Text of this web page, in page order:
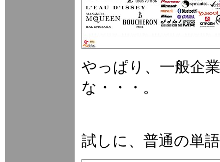
やっぱり、一般企
な・・・。
試しに、普通の単